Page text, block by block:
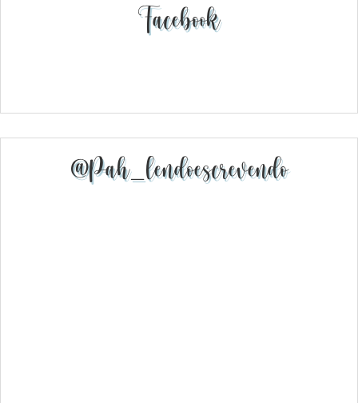
Facebook
@pah_lendoescrevendo